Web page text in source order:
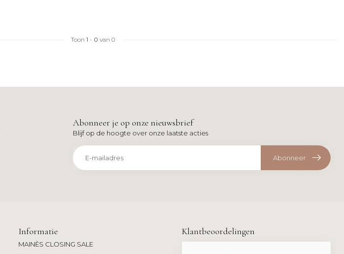
Toon 1 - 0 van 0
Abonneer je op onze nieuwsbrief
Blijf op de hoogte over onze laatste acties
Abonneer
Informatie
MAINÈS CLOSING SALE
Klantbeoordelingen